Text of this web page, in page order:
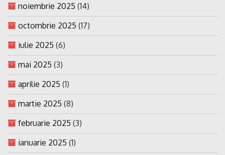
noiembrie 2025 (14)
octombrie 2025 (17)
iulie 2025 (6)
mai 2025 (3)
aprilie 2025 (1)
martie 2025 (8)
februarie 2025 (3)
ianuarie 2025 (1)